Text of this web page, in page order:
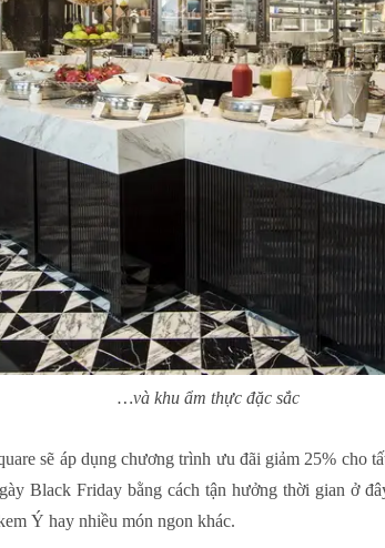
…và khu ẩm thực đặc sắc
sẽ áp dụng chương trình ưu đãi giảm 25% cho
Black Friday bằng cách tận hưởng thời gian ở
Ý hay nhiều món ngon khác.